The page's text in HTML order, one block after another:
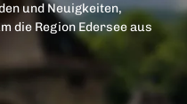
und Neuigkeiten,
die Region Edersee aus